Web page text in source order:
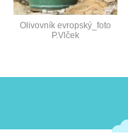
Olivovník evropský_foto
P.Vlček